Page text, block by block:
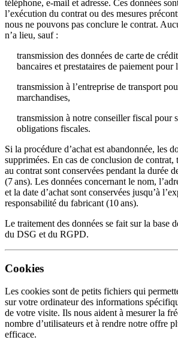
téléphone, e‑mail et adresse. Ces données
l’exécution du contrat ou des mesures
nous ne pouvons pas conclure le contrat.
n’a lieu, sauf :
transmission des données de carte de
bancaires et prestataires de paiement pour
transmission à l’entreprise de transport
marchandises,
transmission à notre conseiller fiscal pour
obligations fiscales.
Si la procédure d’achat est abandonnée, les
supprimées. En cas de conclusion de contrat,
au contrat sont conservées pendant la durée
(7 ans). Les données concernant le nom,
et la date d’achat sont conservées jusqu’à
responsabilité du fabricant (10 ans).
Le traitement des données se fait sur la base
du DSG et du RGPD.
Cookies
Les cookies sont de petits fichiers qui
sur votre ordinateur des informations
de votre visite. Ils nous aident à mesurer la
nombre d’utilisateurs et à rendre notre offre
efficace.